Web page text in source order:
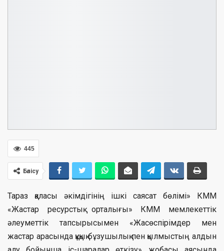
445
Бөлісу
Тараз қаласы әкімдігінің ішкі саясат бөлімі» КММ
«Жастар ресурстық орталығы» КММ мемлекеттік
әлеуметтік тапсырысымен «Жасөспірімдер мен
жастар арасында құқық бұзушылық пен қылмыстың алдын